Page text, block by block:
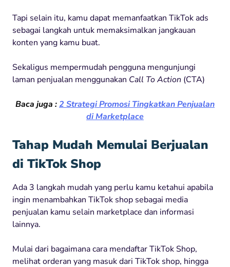
Tapi selain itu, kamu dapat memanfaatkan TikTok ads
sebagai langkah untuk memaksimalkan jangkauan
konten yang kamu buat.
Sekaligus mempermudah pengguna mengunjungi
laman penjualan menggunakan Call To Action (CTA)
Baca juga :2 Strategi Promosi Tingkatkan Penjualan
di Marketplace
Tahap Mudah Memulai Berjualan
di TikTok Shop
Ada 3 langkah mudah yang perlu kamu ketahui apabila
ingin menambahkan TikTok shop sebagai media
penjualan kamu selain marketplace dan informasi
lainnya.
Mulai dari bagaimana cara mendaftar TikTok Shop,
melihat orderan yang masuk dari TikTok shop, hingga